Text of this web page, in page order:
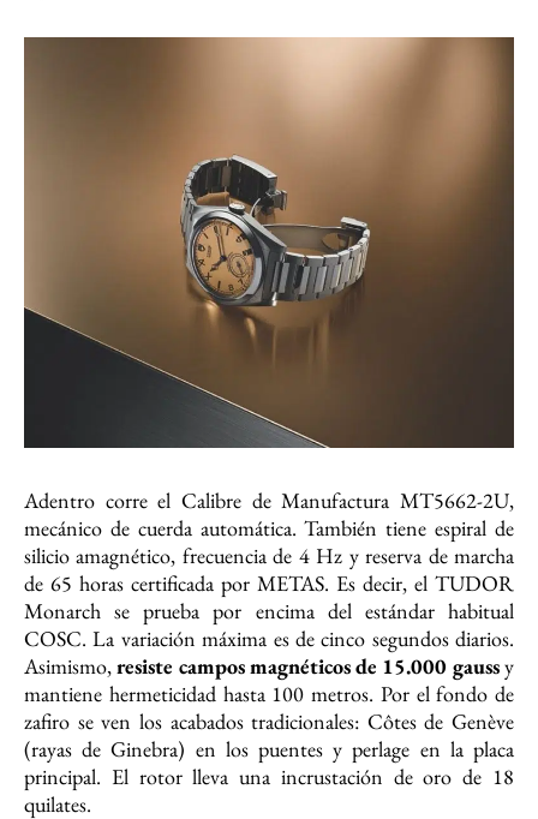
Adentro corre el Calibre de Manufactura MT5662-2U,
mecánico de cuerda automática. También tiene espiral de
silicio amagnético, frecuencia de 4 Hz y reserva de marcha
de 65 horas certificada por METAS. Es decir, el TUDOR
Monarch se prueba por encima del estándar habitual
COSC. La variación máxima es de cinco segundos diarios.
Asimismo,resiste campos magnéticos de 15.000 gaussy
mantiene hermeticidad hasta 100 metros. Por el fondo de
zafiro se ven los acabados tradicionales: Côtes de Genève
(rayas de Ginebra) en los puentes y perlage en la placa
principal. El rotor lleva una incrustación de oro de 18
quilates.